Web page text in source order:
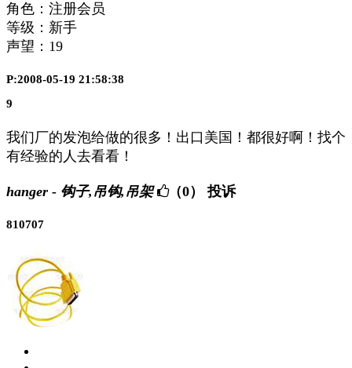
角色：注册会员
等级：新手
声望： 19
P:2008-05-19 21:58:38
9
我们厂的发泡给做的很多！出口美国！都很好啊！找个
有经验的人去看看！
hanger - 钩子,吊钩,吊架 （0） 投诉
810707